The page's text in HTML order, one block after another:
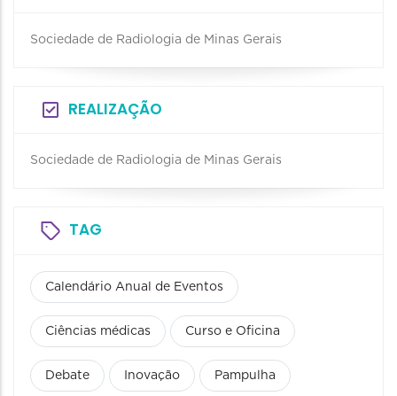
Sociedade de Radiologia de Minas Gerais
REALIZAÇÃO
Sociedade de Radiologia de Minas Gerais
TAG
Calendário Anual de Eventos
Ciências médicas Curso e Oficina
Debate Inovação Pampulha